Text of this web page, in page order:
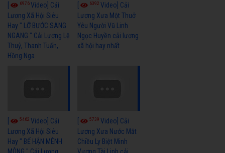
6976Video] Cải
Lương Xã Hội Siêu
Hay " LỠ BƯỚC SANG
NGANG " Cải Lương Lệ
Thuỷ, Thanh Tuấn,
Hồng Nga
6392Video] Cải
Lương Xưa Một Thuở
Yêu Người Vũ Linh
Ngọc Huyền cải lương
xã hội hay nhất
5462 Video] Cải
Lương Xã Hội Siêu
Hay " BỂ HẬN MÊNH
5739Video] Cải
Lương Xưa Nước Mắt
Chiều Ly Biệt Minh